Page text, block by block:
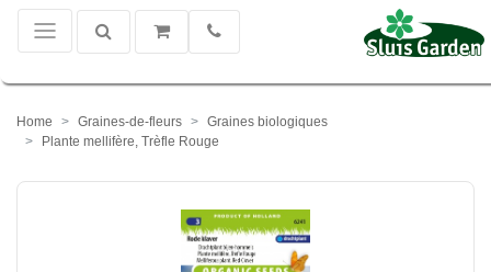
Home Graines-de-fleurs
Graines biologiques
Plante mellifère, Trèfle Rouge